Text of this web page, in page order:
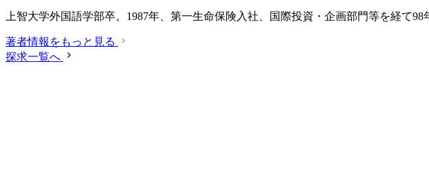
上智大学外国語学部卒。1987年、第一生命保険入社、国際投資・企画部門等を経て
著者情報をもっと見る
探求一覧へ